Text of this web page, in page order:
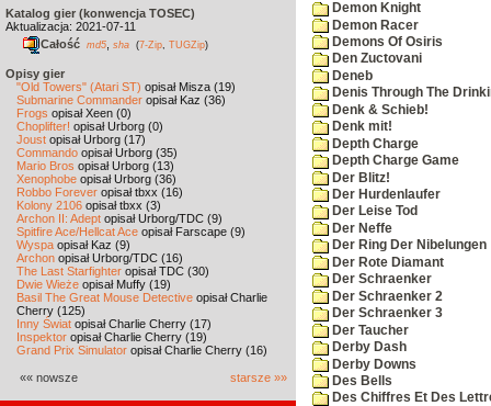
Katalog gier (konwencja TOSEC)
Aktualizacja: 2021-07-11
Całość md5 sha (7-Zip TUGZip)
Opisy gier
"Old Towers" (Atari ST) opisał Misza (19)
Submarine Commander opisał Kaz (36)
Frogs opisał Xeen (0)
Choplifter! opisał Urborg (0)
Joust opisał Urborg (17)
Commando opisał Urborg (35)
Mario Bros opisał Urborg (13)
Xenophobe opisał Urborg (36)
Robbo Forever opisał tbxx (16)
Kolony 2106 opisał tbxx (3)
Archon II: Adept opisał Urborg/TDC (9)
Spitfire Ace/Hellcat Ace opisał Farscape (9)
Wyspa opisał Kaz (9)
Archon opisał Urborg/TDC (16)
The Last Starfighter opisał TDC (30)
Dwie Wieże opisał Muffy (19)
Basil The Great Mouse Detective opisał Charlie
Cherry (125)
Inny Świat opisał Charlie Cherry (17)
Inspektor opisał Charlie Cherry (19)
Grand Prix Simulator opisał Charlie Cherry (16)
«« nowsze starsze »»
Demon Knight
Demon Racer
Demons Of Osiris
Den Zuctovani
Deneb
Denis Through The
Denk & Schieb!
Denk mit!
Depth Charge
Depth Charge Game
Der Blitz!
Der Hurdenlaufer
Der Leise Tod
Der Neffe
Der Ring Der Nibelungen
Der Rote Diamant
Der Schraenker
Der Schraenker 2
Der Schraenker 3
Der Taucher
Derby Dash
Derby Downs
Des Bells
Des Chiffres Et Des